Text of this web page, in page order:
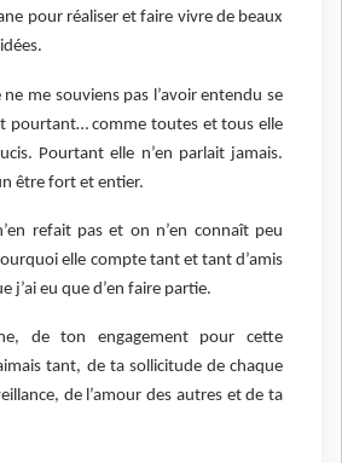
pour réaliser et faire vivre de beaux
me souviens pas l’avoir entendu se
pourtant… comme toutes et tous elle
Pourtant elle n’en parlait jamais.
être fort et entier.
n’en refait pas et on n’en connaît peu
elle compte tant et tant d’amis
j’ai eu que d’en faire partie.
de ton engagement pour cette
tant, de ta sollicitude de chaque
de l’amour des autres et de ta